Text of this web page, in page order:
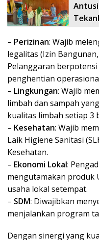
– Perizinan: Wajib
legalitas (Izin
Pelanggaran
penghentian
– Lingkungan: Wajib
limbah dan sampah
kualitas limbah setiap 3
– Kesehatan: Wajib
Laik Higiene Sanitasi
Kesehatan.
– Ekonomi Lokal:
mengutamakan produk
usaha lokal setempat.
– SDM: Diwajibkan
menjalankan program
Dengan sinergi yang